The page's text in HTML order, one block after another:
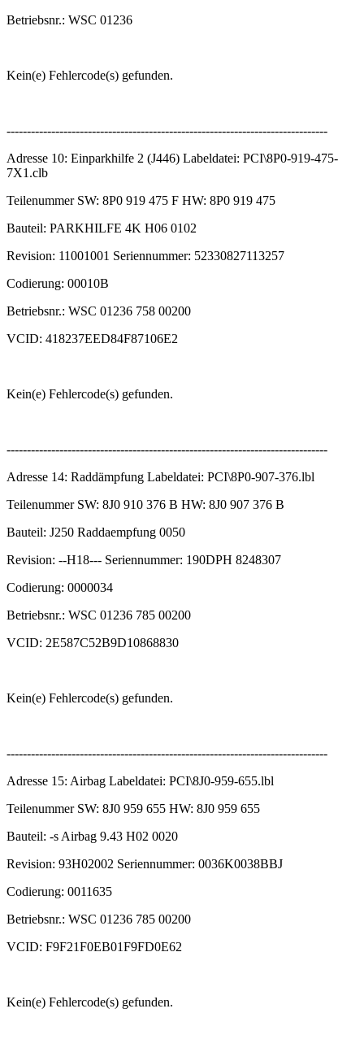
Betriebsnr.: WSC 01236
Kein(e) Fehlercode(s) gefunden.
-------------------------------------------------------------------------------
Adresse 10: Einparkhilfe 2 (J446) Labeldatei: PCI\8P0-919-475-
7X1.clb
Teilenummer SW: 8P0 919 475 F HW: 8P0 919 475
Bauteil: PARKHILFE 4K H06 0102
Revision: 11001001 Seriennummer: 52330827113257
Codierung: 00010B
Betriebsnr.: WSC 01236 758 00200
VCID: 418237EED84F87106E2
Kein(e) Fehlercode(s) gefunden.
-------------------------------------------------------------------------------
Adresse 14: Raddämpfung Labeldatei: PCI\8P0-907-376.lbl
Teilenummer SW: 8J0 910 376 B HW: 8J0 907 376 B
Bauteil: J250 Raddaempfung 0050
Revision: --H18--- Seriennummer: 190DPH 8248307
Codierung: 0000034
Betriebsnr.: WSC 01236 785 00200
VCID: 2E587C52B9D10868830
Kein(e) Fehlercode(s) gefunden.
-------------------------------------------------------------------------------
Adresse 15: Airbag Labeldatei: PCI\8J0-959-655.lbl
Teilenummer SW: 8J0 959 655 HW: 8J0 959 655
Bauteil: -s Airbag 9.43 H02 0020
Revision: 93H02002 Seriennummer: 0036K0038BBJ
Codierung: 0011635
Betriebsnr.: WSC 01236 785 00200
VCID: F9F21F0EB01F9FD0E62
Kein(e) Fehlercode(s) gefunden.